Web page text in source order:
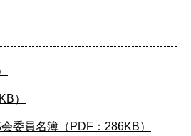
）
委員名簿（PDF：286KB）